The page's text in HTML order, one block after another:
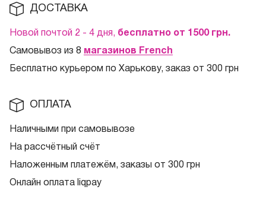
ДОСТАВКА
Новой почтой 2 - 4 дня, бесплатно от 1500 грн.
Самовывоз из 8 магазинов French
Бесплатно курьером по Харькову, заказ от 300 грн
ОПЛАТА
Наличными при самовывозе
На рассчётный счёт
Наложенным платежём, заказы от 300 грн
Онлайн оплата liqpay